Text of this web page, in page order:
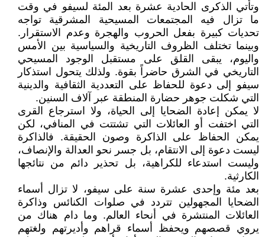
وتأتي الذكرى الحادية عشرة بعد المئة لسيفو في وقت
ما تزال فيه المجتمعات المسيحية المشرقية تواجه
تحديات كبيرة بفعل الحروب والهجرة وعدم الاستقرار.
وبينما تختلف الظروف التاريخية والسياسية بين الأمس
واليوم، يبقى القلق على مستقبل الوجود المسيحي
التاريخي في الشرق حاضراً بقوة. ولذلك يتحول استذكار
سيفو إلى دعوة للحفاظ على التعددية الثقافية والدينية
التي شكلت جوهر حضارة المنطقة عبر آلاف السنين.
لا يمكن إعادة الضحايا إلى الحياة، ولا استرجاع القرى
التي اختفت أو العائلات التي تشتتت في المنافي، لكن
يمكن الحفاظ على الذاكرة وصون الحقيقة. فالذاكرة
ليست دعوة إلى الانتقام، بل جسر نحو العدالة والإنصاف،
وليست استدعاء للكراهية، بل تحذير دائم من نتائجها
الكارثية.
بعد مئة وإحدى عشرة سنة على سيفو، لا تزال أسماء
الضحايا المجهولين تتردد في صلوات الكنائس وذاكرة
العائلات المنتشرة في أنحاء العالم. وما دام هناك من
يروي قصصهم ويحفظ أسماء قراهم وأديرتهم ولغتهم